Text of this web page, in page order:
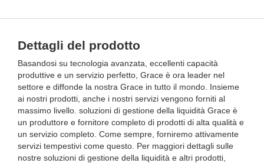
Dettagli del prodotto
Basandosi su tecnologia avanzata, eccellenti capacità
produttive e un servizio perfetto, Grace è ora leader nel
settore e diffonde la nostra Grace in tutto il mondo. Insieme
ai nostri prodotti, anche i nostri servizi vengono forniti al
massimo livello. soluzioni di gestione della liquidità Grace è
un produttore e fornitore completo di prodotti di alta qualità e
un servizio completo. Come sempre, forniremo attivamente
servizi tempestivi come questo. Per maggiori dettagli sulle
nostre soluzioni di gestione della liquidità e altri prodotti,